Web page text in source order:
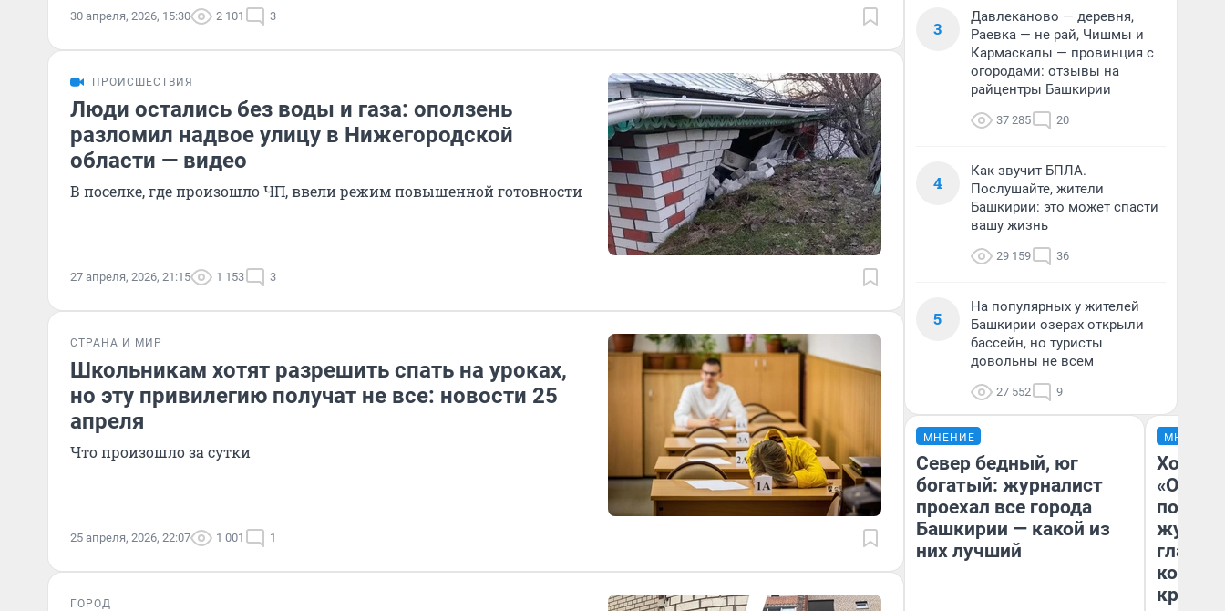
30 апреля, 2026, 15:30 2 101 3
ПРОИСШЕСТВИЯ
Люди остались без воды и газа: оползень
разломил надвое улицу в Нижегородской
области — видео
В поселке, где произошло ЧП, ввели режим повышенной готовности
27 апреля, 2026, 21:15 1 153 3
СТРАНА И МИР
Школьникам хотят разрешить спать на уроках,
но эту привилегию получат не все: новости 25
апреля
Что произошло за сутки
25 апреля, 2026, 22:07 1 001 1
ГОРОД
3
Давлеканово — деревня,
Раевка — не рай, Чишмы и
Кармаскалы — провинция с
огородами: отзывы на
райцентры Башкирии
37 285 20
4
Как звучит БПЛА.
Послушайте, жители
Башкирии: это может спасти
вашу жизнь
29 159 36
5
На популярных у жителей
Башкирии озерах открыли
бассейн, но туристы
довольны не всем
27 552 9
МНЕНИЕ
Север бедный, юг
богатый: журналист
проехал все города
Башкирии — какой из
них лучший
МНЕНИЕ
Хоть